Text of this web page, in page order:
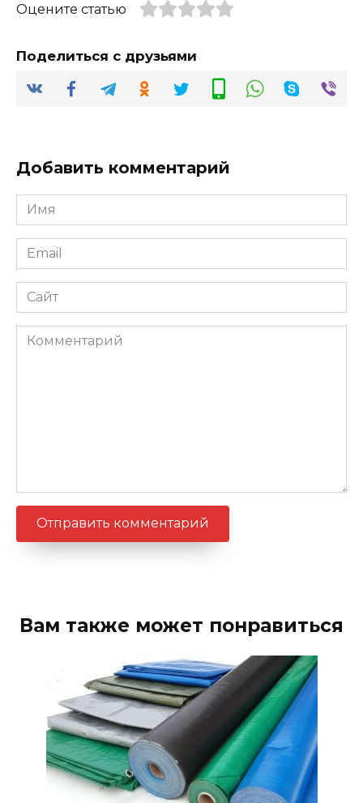
Оцените статью
Поделиться с друзьями
Добавить комментарий
Имя
*
Email
*
Сайт
Комментарий
Вам также может понравиться